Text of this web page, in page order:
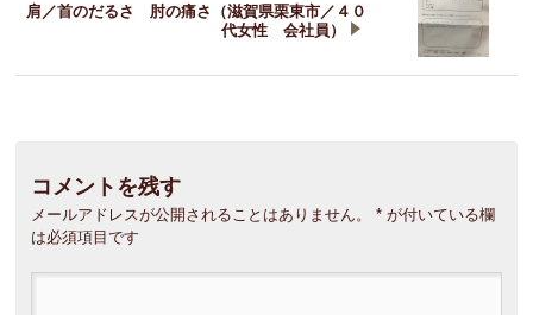
肩／首のだるさ 肘の痛さ（滋賀県栗東市／４０
代女性 会社員）
コメントを残す
メールアドレスが公開されることはありません。 * が付いている欄
は必須項目です